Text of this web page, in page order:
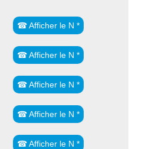
☎ Afficher le N *
☎ Afficher le N *
☎ Afficher le N *
☎ Afficher le N *
☎ Afficher le N *